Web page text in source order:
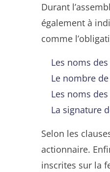
Durant
également à
comme
Les noms
Le nombre
Les noms
La signature
Selon les
actionnaire.
inscrites sur la